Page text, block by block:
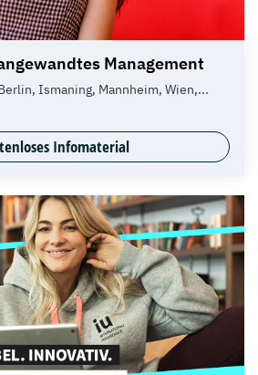
Management
Ismaning, Mannheim, Wien,...
Infomaterial